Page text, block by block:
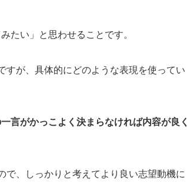
たい」と思わせることです。
すが、具体的にどのような表現を使ってい
言がかっこよく決まらなければ内容が良く
で、しっかりと考えてより良い志望動機に